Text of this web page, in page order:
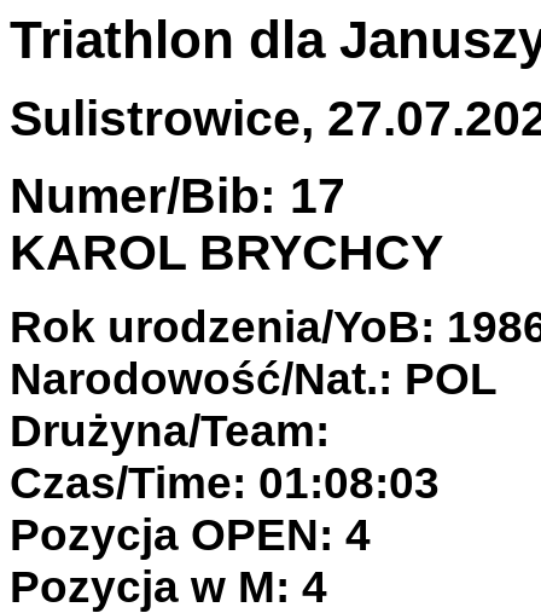
Triathlon dla
Sulistrowice,
Numer/Bib: 17
KAROL BRYCHCY
Rok urodzenia/YoB:
Narodowość/Nat.: POL
Drużyna/Team:
Czas/Time: 01:08:03
Pozycja OPEN: 4
Pozycja w M: 4